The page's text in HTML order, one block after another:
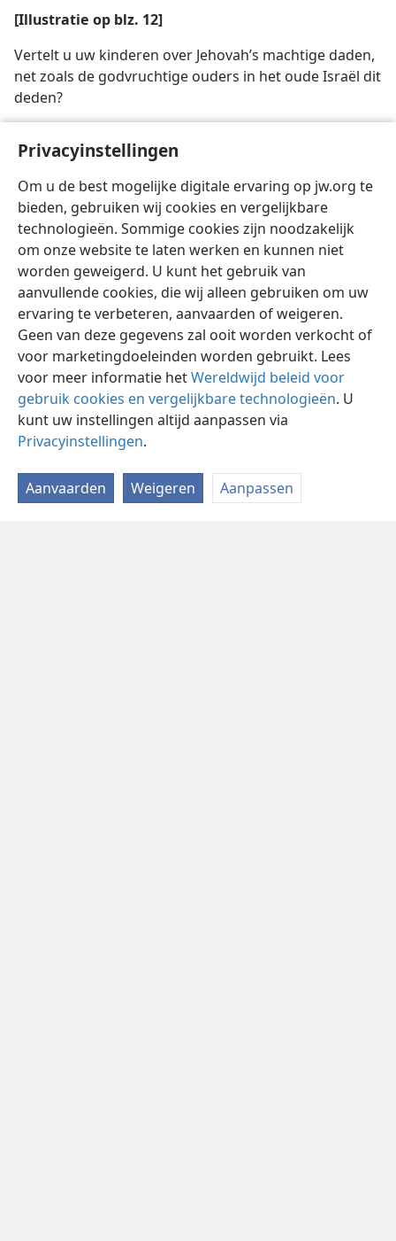
Privacyinstellingen
Om u de best mogelijke digitale ervaring op jw.org te
bieden, gebruiken wij cookies en vergelijkbare
technologieën. Sommige cookies zijn noodzakelijk
om onze website te laten werken en kunnen niet
worden geweigerd. U kunt het gebruik van
aanvullende cookies, die wij alleen gebruiken om uw
ervaring te verbeteren, aanvaarden of weigeren.
Geen van deze gegevens zal ooit worden verkocht of
voor marketingdoeleinden worden gebruikt. Lees
voor meer informatie hetWereldwijd beleid voor
gebruik cookies en vergelijkbare technologieën. U
kunt uw instellingen altijd aanpassen via
Privacyinstellingen.
Aanvaarden Weigeren Aanpassen
[Illustratie op blz. 12]
Vertelt u uw kinderen over Jehovah’s machtige daden,
net zoals de godvruchtige ouders in het oude Israël dit
deden?
strekt, zo brengen Jehovah’s scheppingswerken Hem
lof